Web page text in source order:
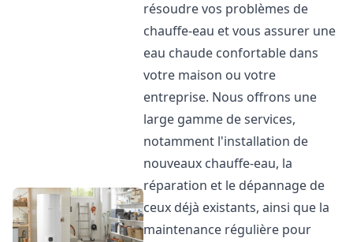
résoudre vos problèmes de
chauffe-eau et vous assurer une
eau chaude confortable dans
votre maison ou votre
entreprise. Nous offrons une
large gamme de services,
notamment l'installation de
nouveaux chauffe-eau, la
réparation et le dépannage de
ceux déjà existants, ainsi que la
maintenance régulière pour